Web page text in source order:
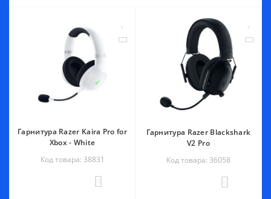
Гарнитура Razer Kaira Pro for
Xbox - White
Код товара: 38831
Гарнитура Razer Blackshark
V2 Pro
Код товара: 36058